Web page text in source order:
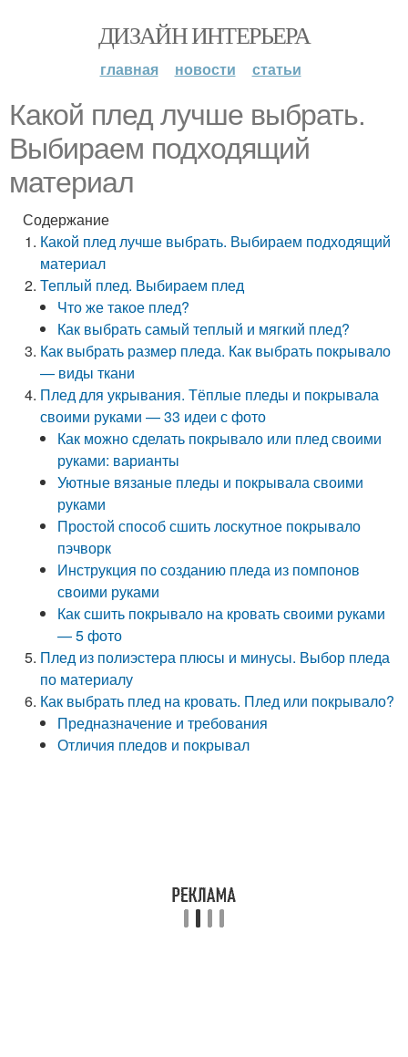
ДИЗАЙН ИНТЕРЬЕРА
главная новости статьи
Какой плед лучше выбрать.
Выбираем подходящий
материал
Содержание
Какой плед лучше выбрать. Выбираем подходящий
материал
Теплый плед. Выбираем плед
Что же такое плед?
Как выбрать самый теплый и мягкий плед?
Как выбрать размер пледа. Как выбрать покрывало
— виды ткани
Плед для укрывания. Тёплые пледы и покрывала
своими руками — 33 идеи с фото
Как можно сделать покрывало или плед своими
руками: варианты
Уютные вязаные пледы и покрывала своими
руками
Простой способ сшить лоскутное покрывало
пэчворк
Инструкция по созданию пледа из помпонов
своими руками
Как сшить покрывало на кровать своими руками
— 5 фото
Плед из полиэстера плюсы и минусы. Выбор пледа
по материалу
Как выбрать плед на кровать. Плед или покрывало?
Предназначение и требования
Отличия пледов и покрывал